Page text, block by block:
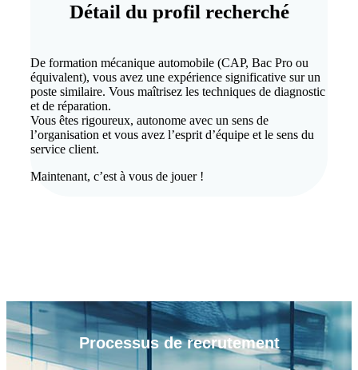
Détail du profil recherché
De formation mécanique automobile (CAP, Bac Pro ou
équivalent), vous avez une expérience significative sur un
poste similaire. Vous maîtrisez les techniques de diagnostic
et de réparation.
Vous êtes rigoureux, autonome avec un sens de
l’organisation et vous avez l’esprit d’équipe et le sens du
service client.
Maintenant, c’est à vous de jouer !
Processus derecrutement